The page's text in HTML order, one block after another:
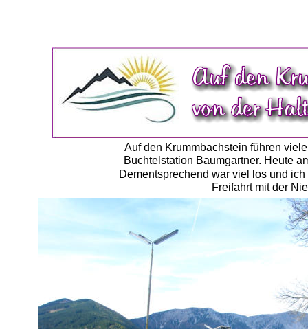
Auf den Krummbachstein führen
Buchtelstation Baumgartner. Heute
Dementsprechend war viel los und
Freifahrt mit der